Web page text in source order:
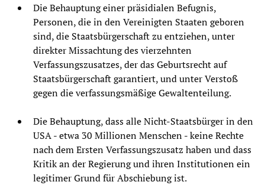
Die Behauptung einer präsidialen Befugnis,
Personen, die in den Vereinigten Staaten geboren
sind, die Staatsbürgerschaft zu entziehen, unter
direkter Missachtung des vierzehnten
Verfassungszusatzes, der das Geburtsrecht auf
Staatsbürgerschaft garantiert, und unter Verstoß
gegen die verfassungsmäßige Gewaltenteilung.
Die Behauptung, dass alle Nicht-Staatsbürger in den
USA - etwa 30 Millionen Menschen - keine Rechte
nach dem Ersten Verfassungszusatz haben und dass
Kritik an der Regierung und ihren Institutionen ein
legitimer Grund für Abschiebung ist.